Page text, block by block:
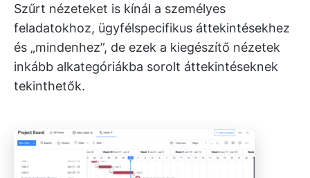
Szűrt nézeteket is kínál a személyes
feladatokhoz, ügyfélspecifikus áttekintésekhez
és „mindenhez”, de ezek a kiegészítő nézetek
inkább alkategóriákba sorolt áttekintéseknek
tekinthetők.